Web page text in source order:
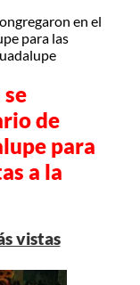
en el
para las
de
para
a la
vistas